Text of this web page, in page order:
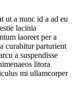
ut a nunc id a ad eu
lacinia
laoreet per a
curabitur parturient
a suspendisse
litora
mi ullamcorper